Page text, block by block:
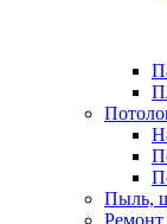
Пыль,
Ремонт